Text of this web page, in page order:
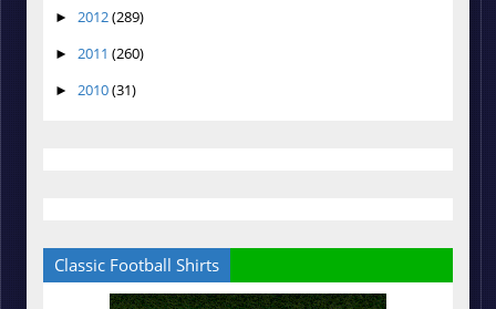
► 2012(289)
► 2011 (260)
► 2010(31)
Classic Football Shirts